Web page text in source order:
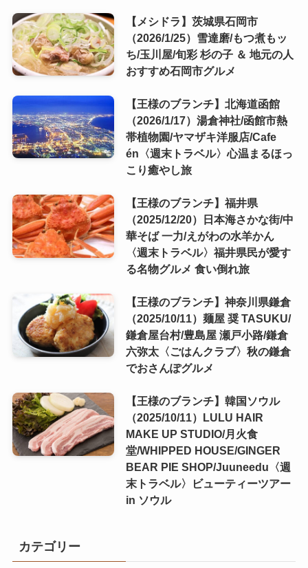
【メシドラ】茨城県石岡市
（2026/1/25）雪達磨/もつ煮もッ
ち/玉川屋/旬彩 杉の子 ＆ 地元の人
おすすめ石岡市グルメ
【王様のブランチ】北海道函館
（2026/1/17）湯倉神社/函館市熱
帯植物園/ヤマザキ洋服店/Cafe
én〈週末トラベル〉心温まるほっ
こり癒やし旅
【王様のブランチ】福井県
（2025/12/20）日本海さかな街/中
華そば 一力/えがわの水羊かん
〈週末トラベル〉福井県民が愛す
る名物グルメ 食い倒れ旅
【王様のブランチ】神奈川県鎌倉
（2025/10/11）麺屋 奨 TASUKU/
鎌倉屋台村/豊島屋 瀬戸小路/鎌倉
六弥太〈ごはんクラブ〉秋の鎌倉
でおさんぽグルメ
【王様のブランチ】韓国ソウル
（2025/10/11）LULU HAIR
MAKE UP STUDIO/月火食
堂/WHIPPED HOUSE/GINGER
BEAR PIE SHOP/Juuneedu〈週
末トラベル〉ビューティーツアー
in ソウル
カテゴリー